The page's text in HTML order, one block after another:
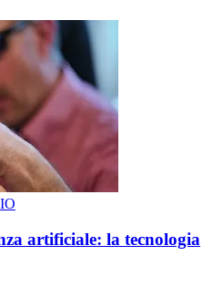
artificiale: la tecnologia